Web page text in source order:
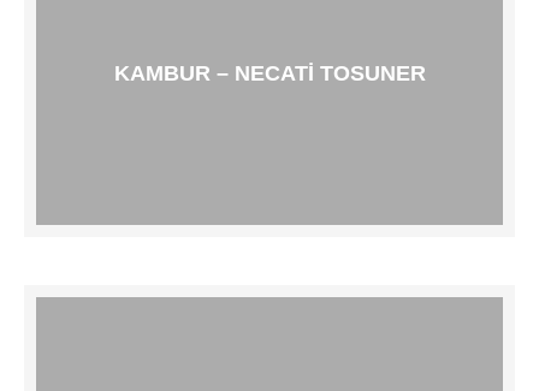
KAMBUR – NECATI TOSUNER